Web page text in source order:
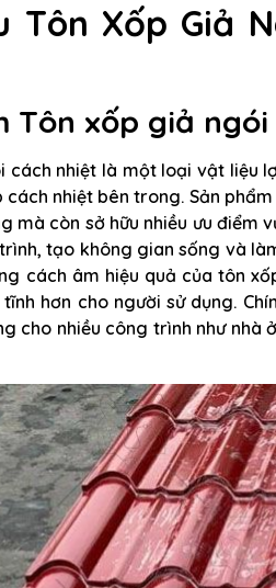
Tôn Xốp Giả
Tôn xốp giả
cách nhiệt là một loại vật liệu
nhiệt bên trong. Sản
mà còn sở hữu nhiều ưu
tạo không gian sống và
cách âm hiệu quả của tôn
hơn cho người sử dụng.
cho nhiều công trình như nhà